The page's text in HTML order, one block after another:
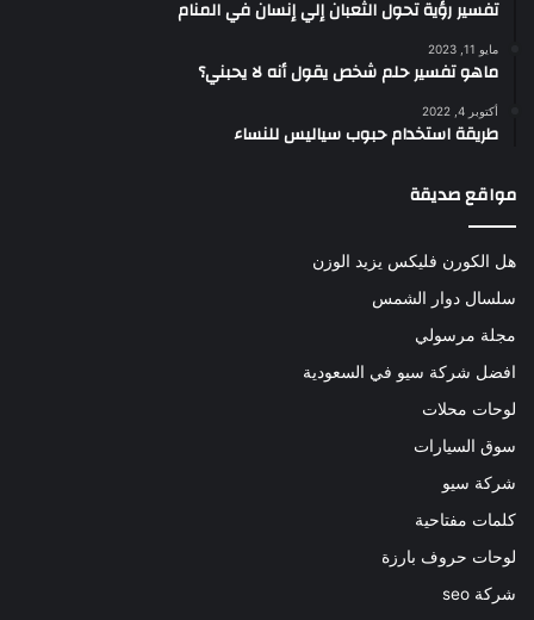
تفسير رؤية تحول الثعبان إلي إنسان في المنام
مايو 11, 2023
ماهو تفسير حلم شخص يقول أنه لا يحبني؟
أكتوبر 4, 2022
طريقة استخدام حبوب سياليس للنساء
مواقع صديقة
هل الكورن فليكس يزيد الوزن
سلسال دوار الشمس
مجلة مرسولي
افضل شركة سيو في السعودية
لوحات محلات
سوق السيارات
شركة سيو
كلمات مفتاحية
لوحات حروف بارزة
شركة seo